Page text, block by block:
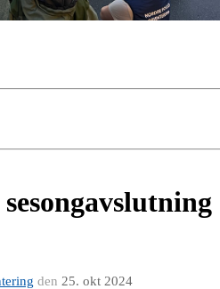
den 25. okt 2024